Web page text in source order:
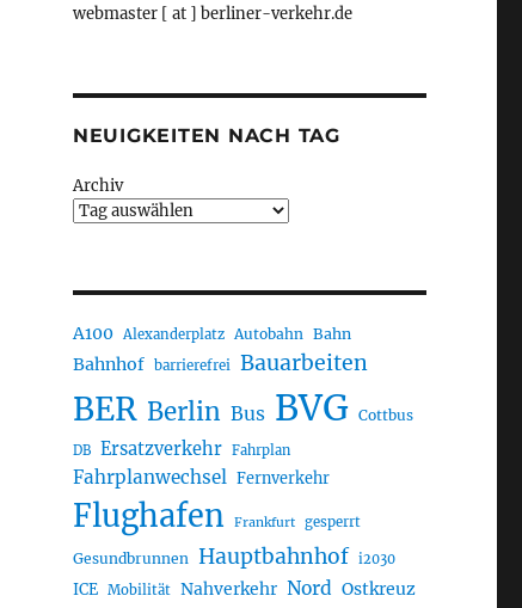
webmaster [ at ] berliner-verkehr.de
NEUIGKEITEN NACH TAG
Archiv
A100 Alexanderplatz Autobahn Bahn
Bahnhof barrierefrei Bauarbeiten
BER Berlin Bus BVG Cottbus
DB Ersatzverkehr Fahrplan
Fahrplanwechsel Fernverkehr
Flughafen Frankfurt gesperrt
Gesundbrunnen Hauptbahnhof i2030
ICE Mobilität Nahverkehr Nord Ostkreuz